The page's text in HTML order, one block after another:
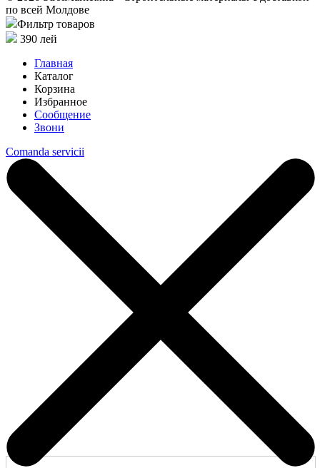
по всей Молдове
Фильтр товаров
390 лей
Главная
Каталог
Корзина
Избранное
Сообщение
Звони
Comanda servicii